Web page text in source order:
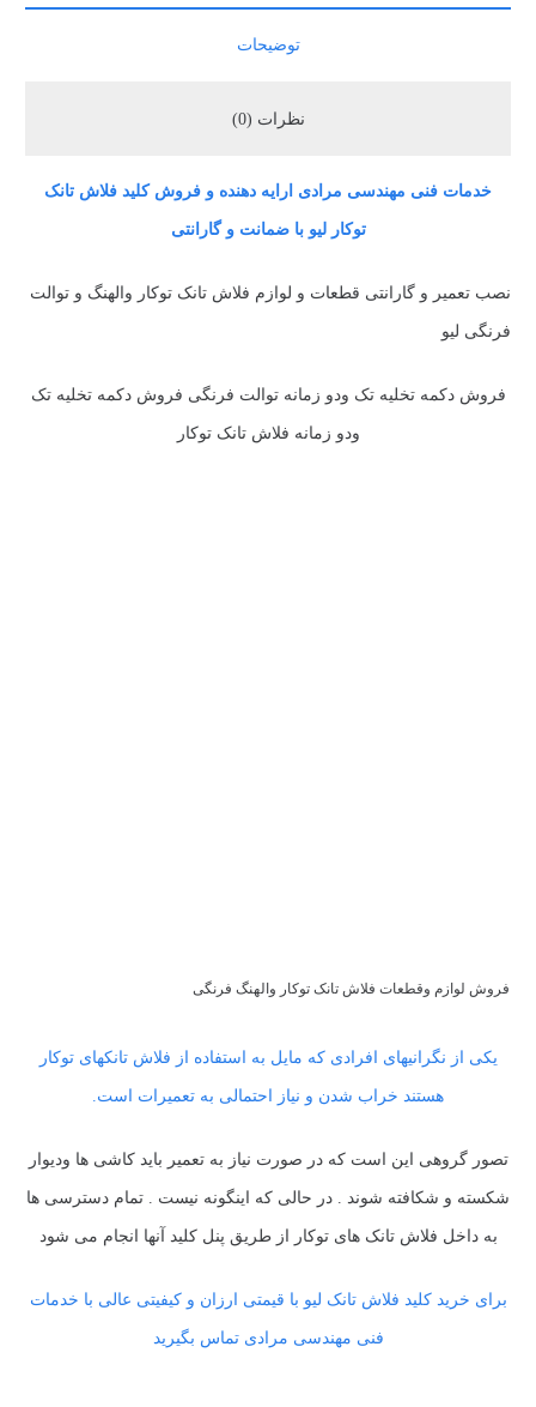
توضیحات
نظرات (0)
خدمات فنی مهندسی مرادی ارایه دهنده و فروش کلید فلاش تانک
توکار لیو با ضمانت و گارانتی
نصب تعمیر و گارانتی قطعات و لوازم فلاش تانک توکار والهنگ و توالت
فرنگی لیو
فروش دکمه تخلیه تک ودو زمانه توالت فرنگی فروش دکمه تخلیه تک
ودو زمانه فلاش تانک توکار
فروش لوازم وقطعات فلاش تانک توکار والهنگ فرنگی
یکی از نگرانیهای افرادی که مایل به استفاده از فلاش تانکهای توکار
هستند خراب شدن و نیاز احتمالی به تعمیرات است.
تصور گروهی این است که در صورت نیاز به تعمیر باید کاشی ها ودیوار
شکسته و شکافته شوند . در حالی که اینگونه نیست . تمام دسترسی ها
به داخل فلاش تانک های توکار از طریق پنل کلید آنها انجام می شود
برای خرید کلید فلاش تانک لیو با قیمتی ارزان و کیفیتی عالی با خدمات
فنی مهندسی مرادی تماس بگیرید